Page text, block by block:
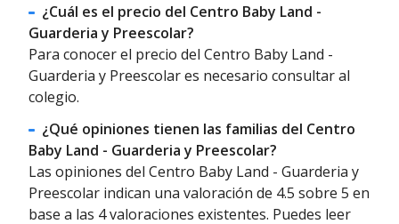
¿Cuál es el precio del Centro Baby Land -
Guarderia y Preescolar?
Para conocer el precio del Centro Baby Land -
Guarderia y Preescolar es necesario consultar al
colegio.
¿Qué opiniones tienen las familias del Centro
Baby Land - Guarderia y Preescolar?
Las opiniones del Centro Baby Land - Guarderia y
Preescolar indican una valoración de 4.5 sobre 5 en
base a las 4 valoraciones existentes. Puedes leer